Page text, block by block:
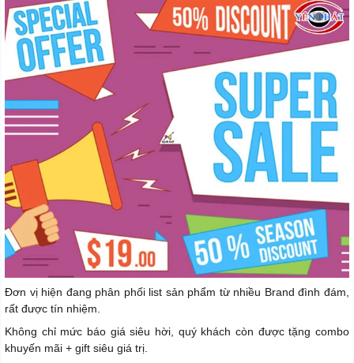
Đơn vị hiện đang phân phối list sản phẩm từ nhiều Brand đình đám,
rất được tín nhiệm.
Không chỉ mức báo giá siêu hời, quý khách còn được tặng combo
khuyến mãi + gift siêu giá trị.